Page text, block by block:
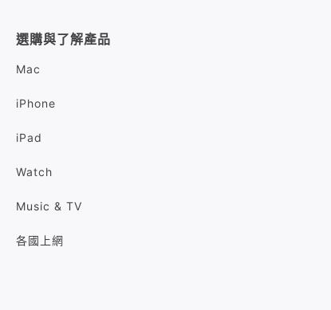
選購與了解產品
Mac
iPhone
iPad
Watch
Music & TV
各國上網